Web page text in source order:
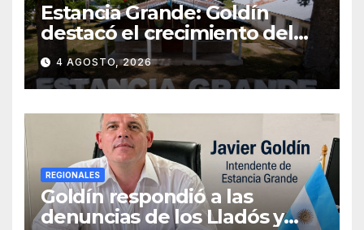
Estancia Grande: Goldín
destacó el crecimiento del
municipio, anunció nuevas
obras y defendió su gestión
frente a las críticas
4 AGOSTO, 2026
REGIONALES
Goldín respondió a las
denuncias de los Lladós y